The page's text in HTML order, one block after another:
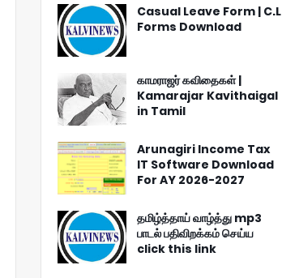
Casual Leave Form | C.L
Forms Download
காமராஜர் கவிதைகள் |
Kamarajar Kavithaigal
in Tamil
Arunagiri Income Tax
IT Software Download
For AY 2026-2027
தமிழ்த்தாய் வாழ்த்து mp3
பாடல் பதிவிறக்கம் செய்ய
click this link